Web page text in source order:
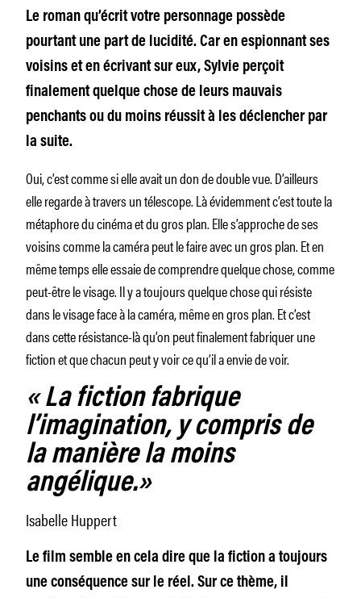
Le roman qu’écrit votre personnage possède
pourtant une part de lucidité. Car en espionnant ses
voisins et en écrivant sur eux, Sylvie perçoit
finalement quelque chose de leurs mauvais
penchants ou du moins réussit à les déclencher par
la suite.
Oui, c’est comme si elle avait un don de double vue. D’ailleurs
elle regarde à travers un télescope. Là évidemment c’est toute la
métaphore du cinéma et du gros plan. Elle s’approche de ses
voisins comme la caméra peut le faire avec un gros plan. Et en
même temps elle essaie de comprendre quelque chose, comme
peut-être le visage. Il y a toujours quelque chose qui résiste
dans le visage face à la caméra, même en gros plan. Et c’est
dans cette résistance-là qu’on peut finalement fabriquer une
fiction et que chacun peut y voir ce qu’il a envie de voir.
« La fiction fabrique
l’imagination, y compris de
la manière la moins
angélique.»
Isabelle Huppert
Le film semble en cela dire que la fiction a toujours
une conséquence sur le réel. Sur ce thème, il